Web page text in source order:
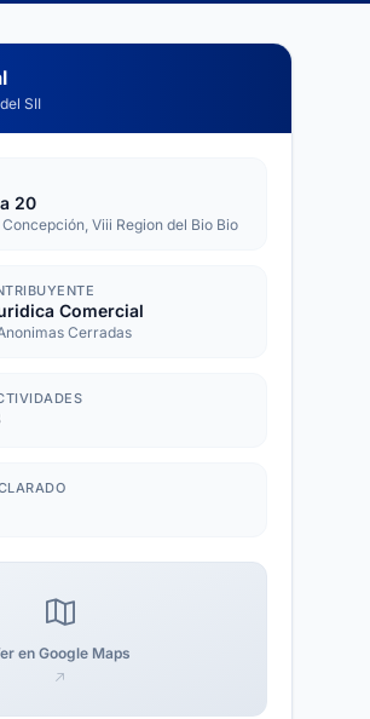
SII
20
Viii Region del Bio Bio
Comercial
Cerradas
en Google Maps